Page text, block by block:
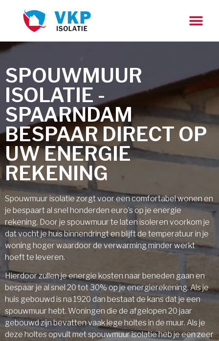
SPOUWMUUR
ISOLATIE -
SPAARNDAM
BESPAAR DIRECT OP
UW ENERGIE
REKENING
Spouwmuur isolatie zorgt voor een comfortabel wonen en
je bespaart al snel honderden euro’s op je energie
rekening. Door je spouwmuur te laten isoleren voorkom je
dat vocht je huis binnendringt en blijft de temperatuur in je
woning hoger waardoor de verwarming minder werkt
hoeft te leveren.
Hierdoor zullen je energie kosten naar beneden gaan en
bespaar je al snel 20 tot 30% op je energierekening. Als je
huis gebouwd is na 1920 dan bestaat de kans dat je een
spouwmuur hebt. Woningen die de afgelopen 20 jaar
gebouwd zijn bevatten vaak lege holtes in de muur. Als je
deze holtes opvult met spouwmuur isolatie heb je een zeer